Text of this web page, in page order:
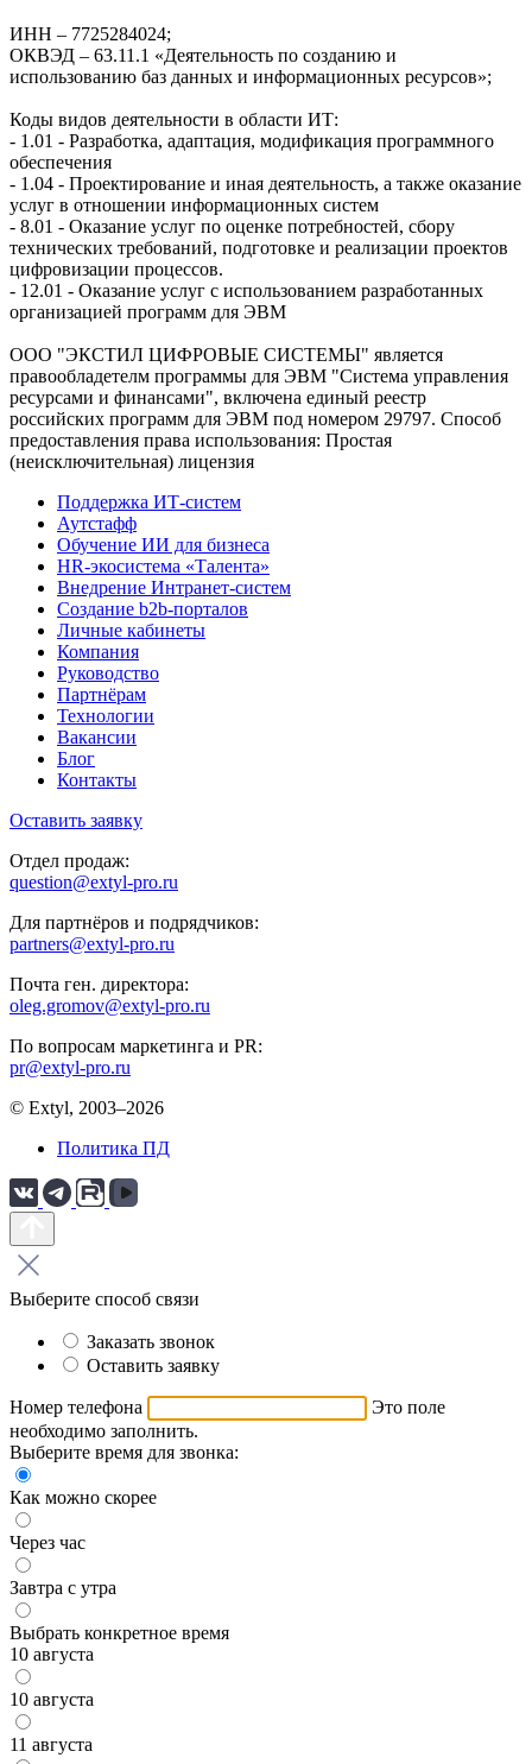
ИНН – 7725284024;
ОКВЭД – 63.11.1 «Деятельность по созданию и
использованию баз данных и информационных ресурсов»;
Коды видов деятельности в области ИТ:
- 1.01 - Разработка, адаптация, модификация программного
обеспечения
- 1.04 - Проектирование и иная деятельность, а также оказание
услуг в отношении информационных систем
- 8.01 - Оказание услуг по оценке потребностей, сбору
технических требований, подготовке и реализации проектов
цифровизации процессов.
- 12.01 - Оказание услуг с использованием разработанных
организацией программ для ЭВМ
ООО "ЭКСТИЛ ЦИФРОВЫЕ СИСТЕМЫ" является
правообладетелм программы для ЭВМ "Система управления
ресурсами и финансами", включена единый реестр
российских программ для ЭВМ под номером 29797. Cпособ
предоставления права использования: Простая
(неисключительная) лицензия
Поддержка ИТ-систем
Аутстафф
Обучение ИИ для бизнеса
HR-экосистема «Талента»
Внедрение Интранет-систем
Создание b2b-порталов
Личные кабинеты
Компания
Руководство
Партнёрам
Технологии
Вакансии
Блог
Контакты
Оставить заявку
Отдел продаж:
question@extyl-pro.ru
Для партнёров и подрядчиков:
partners@extyl-pro.ru
Почта ген. директора:
oleg.gromov@extyl-pro.ru
По вопросам маркетинга и PR:
pr@extyl-pro.ru
© Extyl, 2003–2026
Политика ПД
Выберите способ связи
Заказать звонок
Оставить заявку
Номер телефона
Это поле
необходимо заполнить.
Выберите время для звонка:
Как можно скорее
Через час
Завтра с утра
Выбрать конкретное время
10 августа
10 августа
11 августа